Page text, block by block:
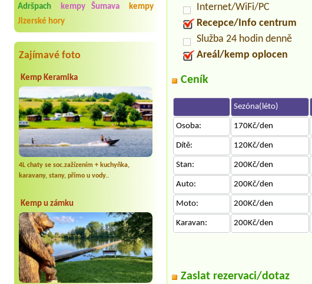
Adršpach
kempy Šumava
kempy
Jizerské hory
Zajímavé foto
Kemp Keramika
4L chaty se soc.zažízením + kuchyňka,
karavany, stany, přímo u vody..
Kemp u zámku
Internet/WiFi/PC
Recepce/Info centrum
Služba 24 hodin denně
Areál/kemp oplocen
Ceník
Sezóna(léto)
Osoba: 170Kč/den
Dítě: 120Kč/den
Stan: 200Kč/den
Auto: 200Kč/den
Moto: 200Kč/den
Karavan: 200Kč/den
Zaslat rezervaci/dotaz